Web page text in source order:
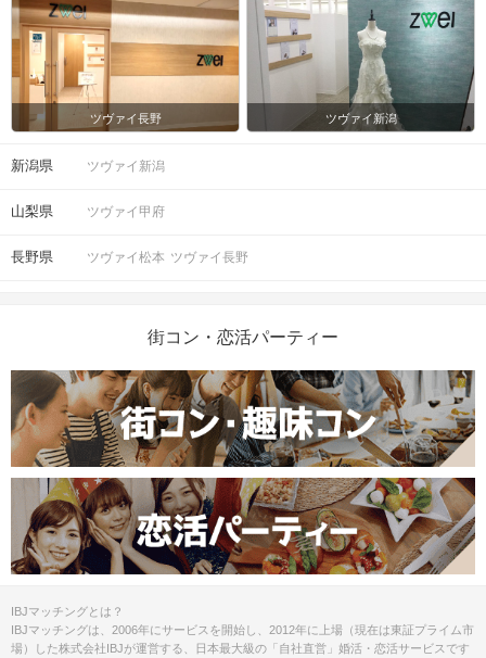
ツヴァイ長野 ツヴァイ新潟
新潟県 ツヴァイ新潟
山梨県 ツヴァイ甲府
長野県 ツヴァイ松本 ツヴァイ長野
街コン・恋活パーティー
IBJマッチングとは？
IBJマッチングは、2006年にサービスを開始し、2012年に上場（現在は東証プライム市
場）した株式会社IBJが運営する、日本最大級の「自社直営」婚活・恋活サービスです